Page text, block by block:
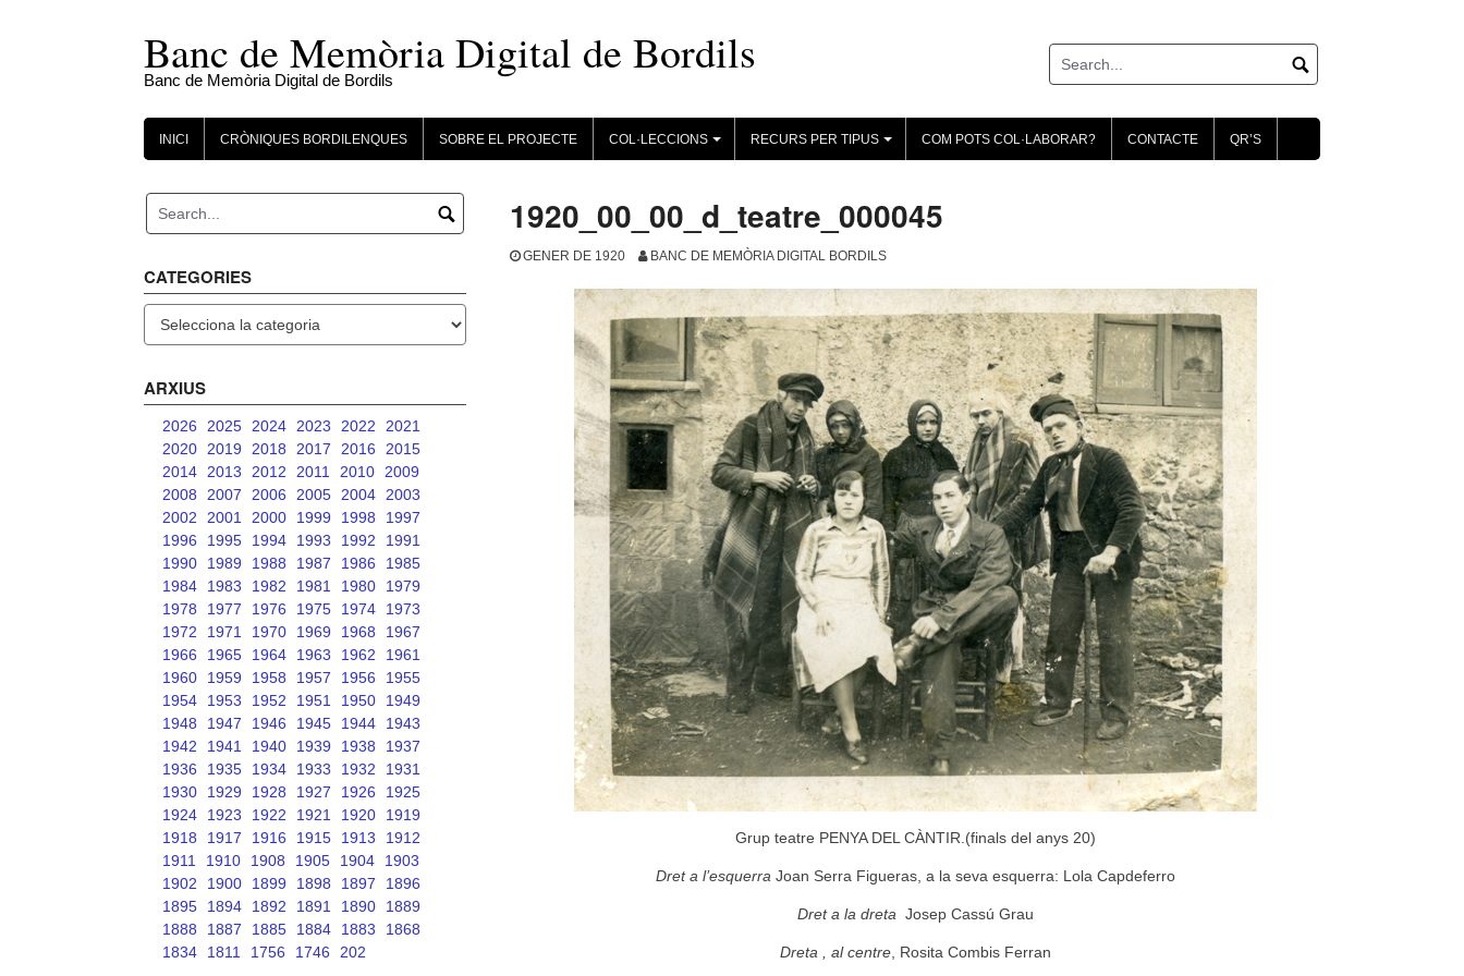
Banc de Memòria Digital de Bordils
Banc de Memòria Digital de Bordils
INICI CRÒNIQUES BORDILENQUES SOBRE EL PROJECTE
+
COL·LECCIONS
+
RECURS PER TIPUS COM POTS COL·LABORAR? CONTACTE QR’S
1920_00_00_d_teatre_000045
GENER DE 1920 BANC DE MEMÒRIA DIGITAL BORDILS
Grup teatre PENYA DEL CÀNTIR.(finals del anys 20)
Dret a l’esquerraJoan Serra Figueras, a la seva esquerra: Lola Capdeferro
Dret a la dreta Josep Cassú Grau
Dreta , al centre, Rosita Combis Ferran
CATEGORIES
ARXIUS
2026 2025 2024 2023 2022
2021
2020
2019 2018 2017 2016
2015
2014
2013 2012 2011 2010
2009
2008
2007 2006 2005 2004
2003
2002
2001 2000 1999 1998
1997
1996
1995 1994 1993 1992
1991
1990
1989 1988 1987 1986
1985
1984
1983 1982 1981 1980
1979
1978
1977 1976 1975 1974
1973
1972
1971 1970 1969 1968
1967
1966
1965 1964 1963 1962
1961
1960
1959 1958 1957 1956
1955
1954
1953 1952 1951 1950
1949
1948
1947 1946 1945 1944
1943
1942
1941 1940 1939 1938
1937
1936
1935 1934 1933 1932
1931
1930
1929 1928 1927 1926
1925
1924
1923 1922 1921 1920
1919
1918
1917 1916 1915 1913
1912
1911
1910 1908 1905 1904
1903
1902
1900 1899 1898 1897
1896
1895
1894 1892 1891 1890
1889
1888
1887 1885 1884 1883
1868
1834
1811 1756 1746 202